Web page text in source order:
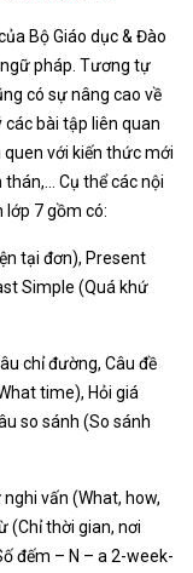
Bộ Giáo dục & Đào
pháp. Tương tự
có sự nâng cao về
bài tập liên quan
với kiến thức mới
Cụ thể các nội
7 gồm có:
tại đơn), Present
Simple (Quá khứ
chỉ đường, Câu đề
time), Hỏi giá
so sánh (So sánh
vấn (What, how,
(Chỉ thời gian, nơi
đếm – N – a 2-week-